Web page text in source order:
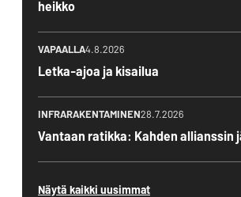
heikko
VAPAALLA4.8.2026
Letka-ajoa ja kisailua
INFRARAKENTAMINEN28.7.2026
Vantaan ratikka: Kahden allianssin
Näytä kaikki uusimmat